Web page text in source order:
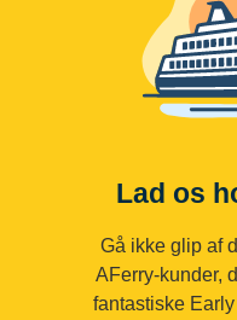
Lad os
Gå ikke glip af
AFerry-kunder,
fantastiske